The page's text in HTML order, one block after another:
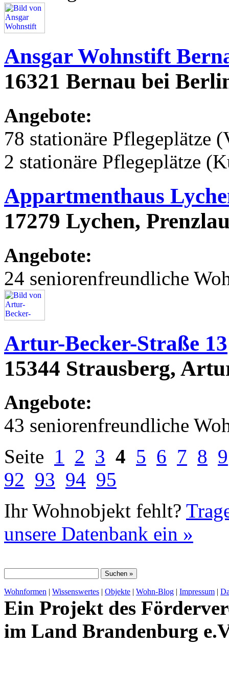
Ansgar Wohnstift
16321 Bernau bei
Angebote:
78 stationäre Pflegeplätze
2 stationäre Pflegeplätze
Appartmenthaus
17279 Lychen,
Angebote:
24 seniorenfreundliche
Artur-Becker-Straße 13
15344 Strausberg,
Angebote:
43 seniorenfreundliche
Seite 1 2 3 4 5 6 7 8 9
92 93 94 95
Ihr Wohnobjekt fehlt?
unsere Datenbank ein »
Wohnformen | Wissenswertes | Objekte | Wohn-Blog | Impressum |
Ein Projekt des
im Land Brandenburg